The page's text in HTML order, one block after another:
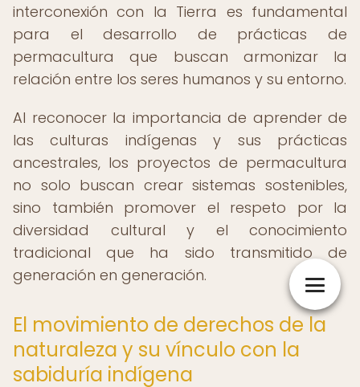
interconexión con la Tierra es fundamental
para el desarrollo de prácticas de
permacultura que buscan armonizar la
relación entre los seres humanos y su entorno.
Al reconocer la importancia de aprender de
las culturas indígenas y sus prácticas
ancestrales, los proyectos de permacultura
no solo buscan crear sistemas sostenibles,
sino también promover el respeto por la
diversidad cultural y el conocimiento
tradicional que ha sido transmitido de
generación en generación.
El movimiento de derechos de la
naturaleza y su vínculo con la
sabiduría indígena